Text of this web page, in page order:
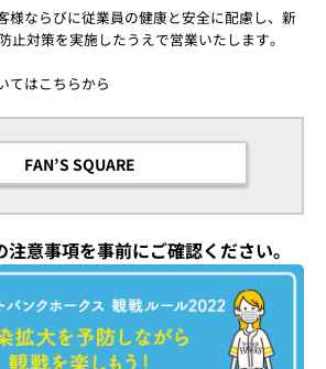
様ならびに従業員の健康と安全に配慮し、新
止対策を実施したうえで営業いたします。
てはこちらから
FAN’S SQUARE
意事項を事前にご確認ください。